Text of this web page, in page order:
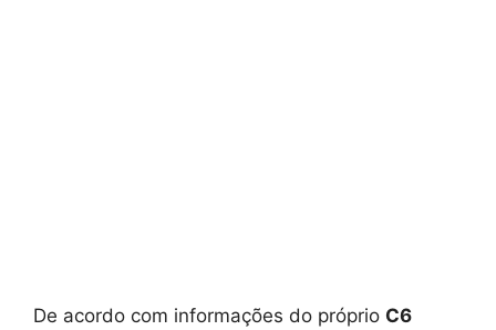
De acordo com informações do próprio C6